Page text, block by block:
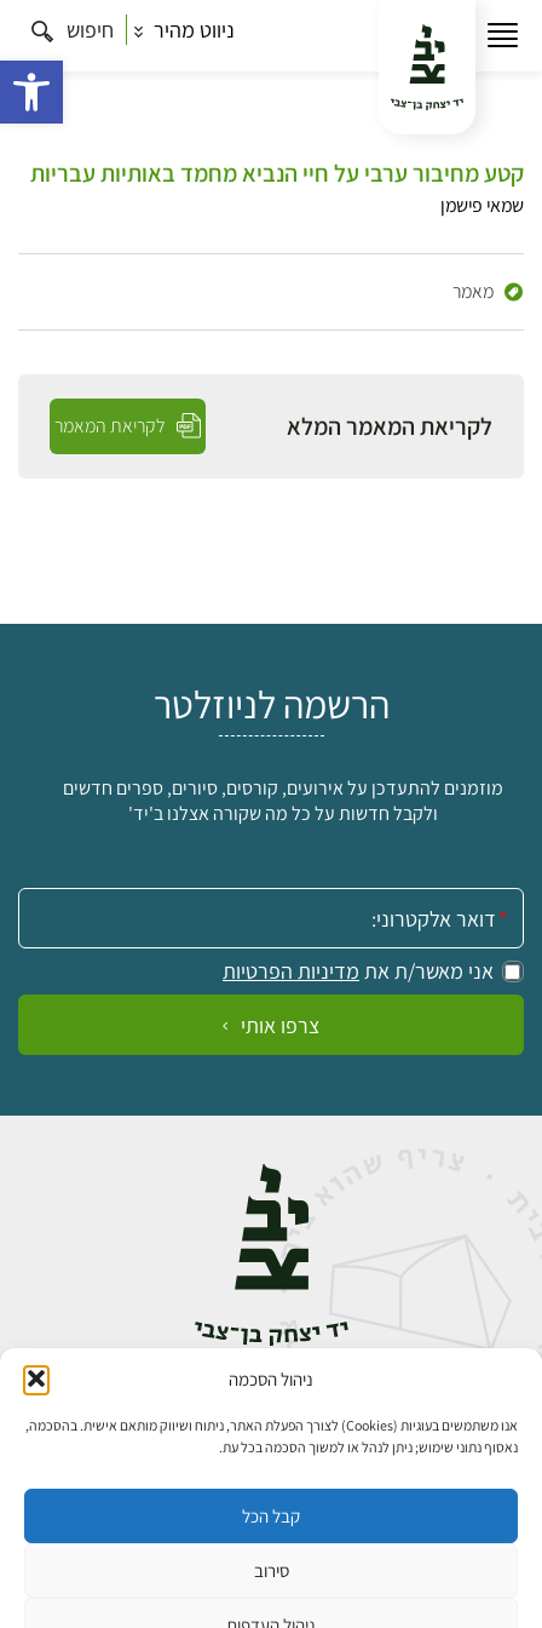
ניהול הסכמה
אנו משתמשים בעוגיות (Cookies) לצורך הפעלת האתר, ניתוח ושיווק מותאם אישית. בהסכמה,
נאסוף נתוני שימוש; ניתן לנהל או למשוך הסכמה בכל עת.
קבל הכל
סירוב
ניווט מהיר חיפוש
קטע מחיבור ערבי על חיי הנביא מחמד באותיות עבריות
שמאי פישמן
מאמר
לקריאת המאמר המלא לקריאת המאמר
הרשמה לניוזלטר
מוזמנים להתעדכן על אירועים, קורסים, סיורים, ספרים חדשים
ולקבל חדשות על כל מה שקורה אצלנו ב'יד'
אימייל:
אני מאשר/ת את מדיניות הפרטיות
צרפו אותי
אבן גבירול 14, רחביה, ירושלים
פיתוח אתרים